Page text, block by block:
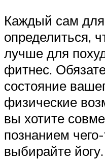
Каждый сам
определиться,
лучше для
фитнес.
состояние
физические
вы хотите
познанием
выбирайте йогу.